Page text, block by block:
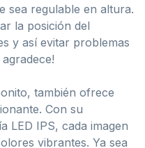
sea regulable en altura.
la posición del
y así evitar problemas
también ofrece
Con su
LED IPS, cada imagen
vibrantes. Ya sea